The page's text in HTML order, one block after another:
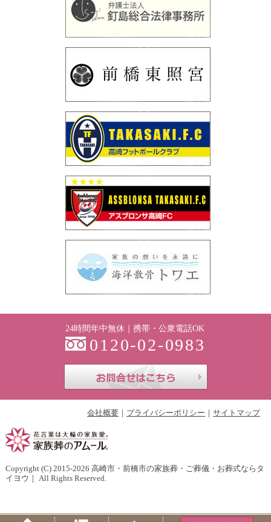
24時間年中無休｜携帯・公衆電話OK
0120-02-0983
会社概要 プライバシーポリシー サイトマップ
Copyright (C) 2015-2026 高崎市・前橋市の家族葬・ご葬儀・お葬式ならタ
イヨウ ｜ All Rights Reserved.
Home Menu PageTop